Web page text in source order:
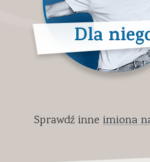
Dla
Sprawdź inne imiona